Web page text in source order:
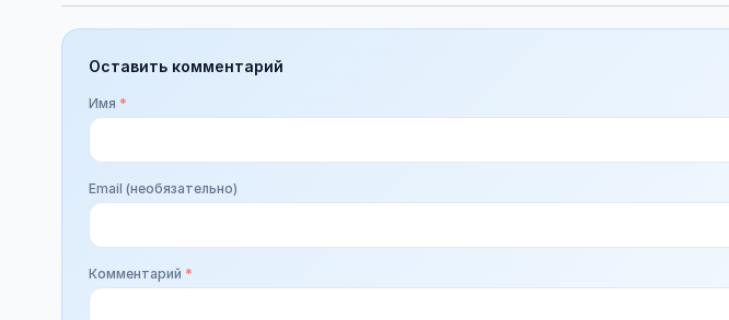
Оставить комментарий
Имя *
Email (необязательно)
Комментарий *